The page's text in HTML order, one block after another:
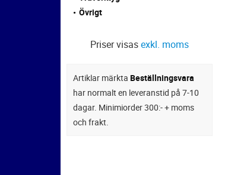
Övrigt
Priser visasexkl. moms
Artiklar märkta Beställningsvara
har normalt en leveranstid på 7-10
dagar. Minimiorder 300:- + moms
och frakt.